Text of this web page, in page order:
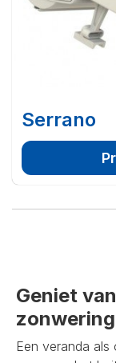
Serrano
Geniet
Een veranda